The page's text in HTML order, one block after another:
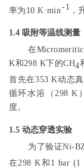
率为10 K·min -1 ，
1.4 吸附等温线测量
在
K和298 K下的CH4
首先在353 K动态
循环水浴（298 K
度。
1.5 动态穿透实验
为了验证Ni-
在298 K和1 bar